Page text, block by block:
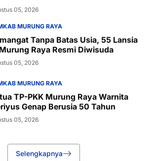
Raya
05, 2026
MURUNG RAYA
Tanpa Batas Usia, 55 Lansia
Raya Resmi Diwisuda
05, 2026
MURUNG RAYA
TP-PKK Murung Raya Warnita
Genap Berusia 50 Tahun
05, 2026
Selengkapnya